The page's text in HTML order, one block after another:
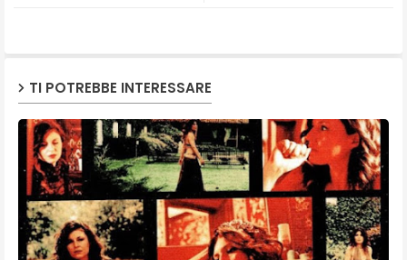
TI POTREBBE INTERESSARE